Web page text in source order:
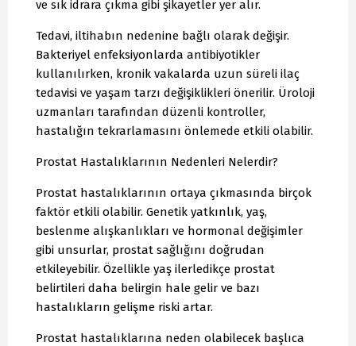
ve sık idrara çıkma gibi şikayetler yer alır.
Tedavi, iltihabın nedenine bağlı olarak değişir.
Bakteriyel enfeksiyonlarda antibiyotikler
kullanılırken, kronik vakalarda uzun süreli ilaç
tedavisi ve yaşam tarzı değişiklikleri önerilir. Üroloji
uzmanları tarafından düzenli kontroller,
hastalığın tekrarlamasını önlemede etkili olabilir.
Prostat Hastalıklarının Nedenleri Nelerdir?
Prostat hastalıklarının ortaya çıkmasında birçok
faktör etkili olabilir. Genetik yatkınlık, yaş,
beslenme alışkanlıkları ve hormonal değişimler
gibi unsurlar, prostat sağlığını doğrudan
etkileyebilir. Özellikle yaş ilerledikçe prostat
belirtileri daha belirgin hale gelir ve bazı
hastalıkların gelişme riski artar.
Prostat hastalıklarına neden olabilecek başlıca